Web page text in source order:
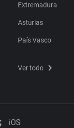
Extremadura
Asturias
País Vasco
Ver todo
iOS